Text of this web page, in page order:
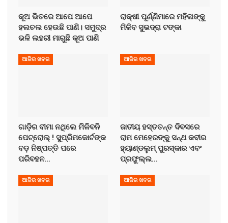
କୂଅ ଭିତରେ ଆପେ ଆପେ
ହଲଚଲ ହେଉଛି ପାଣି। ସମୁଦ୍ର
ଭଳି ଲହରୀ ମାରୁଛି କୂଅ ପାଣି
ରାକ୍ଷୀ ପୂର୍ଣ୍ଣିମାରେ ମହିଳାଙ୍କୁ
ମିଳିବ ସୁଭଦ୍ରା ଟଙ୍କା
ଆଜିର ଖବର
ଗାଡ଼ିର ବୀମା ନଥିଲେ ମିଳିବନି
ପେଟ୍ରୋଲ୍ ! ସୁପ୍ରିମକୋର୍ଟଙ୍କ
ବଡ଼ ନିଷ୍ପତ୍ତି ପରେ
ପରିବହନ…
ଆଜିର ଖବର
ଜାତୀୟ ହସ୍ତତନ୍ତ ଦିବସରେ
ରାମ ମେହେରଙ୍କୁ ସନ୍ଥ କବୀର
ହ୍ୟାଣ୍ଡଲୁମ୍ ପୁରସ୍କାର ଏବଂ
ପ୍ରଫୁଲ୍ଲ…
ଆଜିର ଖବର ଆଜିର ଖବର